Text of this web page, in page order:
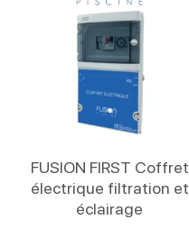
FUSION FIRST Coffret
électrique filtration et
éclairage